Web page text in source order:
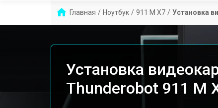
Главная / Ноутбук / 911 M X7 / Установка
Установка
Thunderobot 911 M